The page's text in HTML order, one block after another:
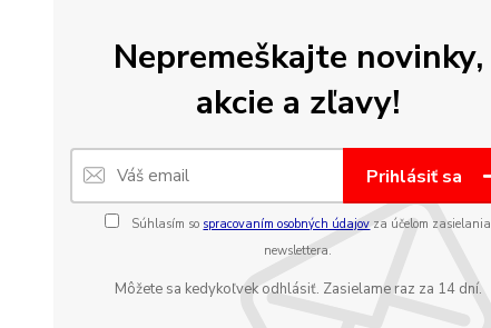
Nepremeškajte novinky,
akcie a zľavy!
Prihlásiť sa
Súhlasím so spracovaním osobných údajov za účelom zasielania
newslettera.
Môžete sa kedykoľvek odhlásiť. Zasielame raz za 14 dní.